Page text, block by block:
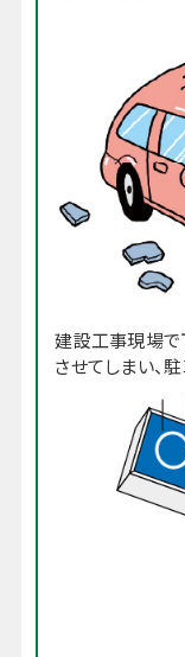
建設工事現場
させてしまい、